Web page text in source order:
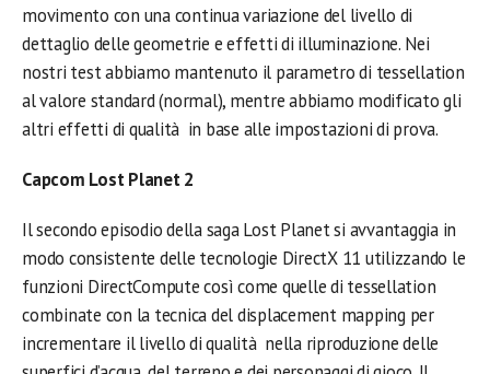
movimento con una continua variazione del livello di
dettaglio delle geometrie e effetti di illuminazione. Nei
nostri test abbiamo mantenuto il parametro di tessellation
al valore standard (normal), mentre abbiamo modificato gli
altri effetti di qualità in base alle impostazioni di prova.
Capcom Lost Planet 2
Il secondo episodio della saga Lost Planet si avvantaggia in
modo consistente delle tecnologie DirectX 11 utilizzando le
funzioni DirectCompute così come quelle di tessellation
combinate con la tecnica del displacement mapping per
incrementare il livello di qualità nella riproduzione delle